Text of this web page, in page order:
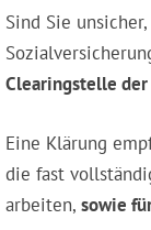
Sind Sie
Clearingstelle der
Eine Klärung
die fast
arbeiten, sowie